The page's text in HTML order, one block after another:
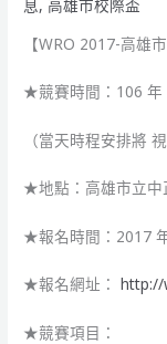
息,高雄市校際盃
【WRO 2017-高雄
★競賽時間：106 年
（當天時程安排將
★地點：高雄市立中
★報名時間：2017
★報名網址：http://
★競賽項目：